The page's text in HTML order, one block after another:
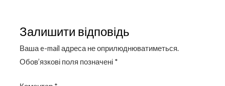
Залишити відповідь
Ваша e-mail адреса не оприлюднюватиметься.
Обов’язкові поля позначені *